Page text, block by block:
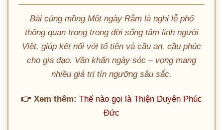
Bài cúng mồng Một ngày Rằm là nghi lễ phổ
thông quan trọng trong đời sống tâm linh người
Việt, giúp kết nối với tổ tiên và cầu an, cầu phúc
cho gia đạo. Văn khấn ngày sóc – vọng mang
nhiều giá trị tín ngưỡng sâu sắc.
👉 Xem thêm: Thế nào gọi là Thiện Duyên Phúc
Đức